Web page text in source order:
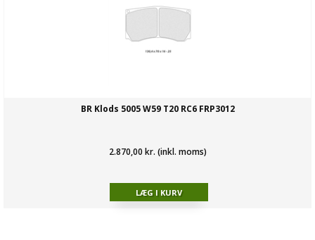
BR Klods 5005 W59 T20 RC6 FRP3012
2.870,00 kr. (inkl. moms)